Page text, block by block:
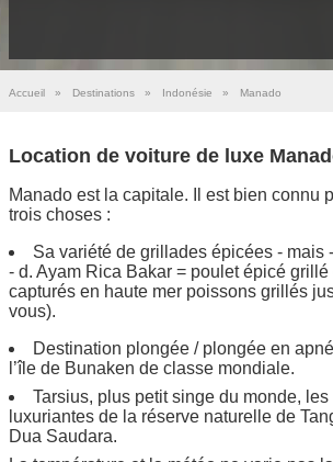
Accueil » Destinations » Indonésie » Manado
Location de voiture de luxe
Manado est la capitale. Il est bien connu
trois choses :
Sa variété de grillades épicées - mais
- d. Ayam Rica Bakar = poulet épicé
capturés en haute mer poissons grillés
vous).
Destination plongée / plongée en
l’île de Bunaken de classe mondiale.
Tarsius, plus petit singe du monde,
luxuriantes de la réserve naturelle de
Dua Saudara.